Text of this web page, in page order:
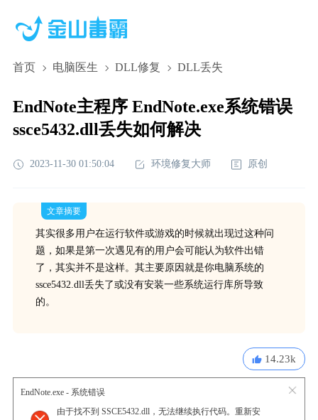
首页 电脑医生 DLL修复 DLL丢失
EndNote主程序 EndNote.exe系统错误
ssce5432.dll丢失如何解决
2023-11-30 01:50:04 环境修复大师 原创
文章摘要
其实很多用户在运行软件或游戏的时候就出现过这种问
题，如果是第一次遇见有的用户会可能认为软件出错
了，其实并不是这样。其主要原因就是你电脑系统的
ssce5432.dll丢失了或没有安装一些系统运行库所导致
的。
14.23k
EndNote.exe - 系统错误
由于找不到 SSCE5432.dll，无法继续执行代码。重新安